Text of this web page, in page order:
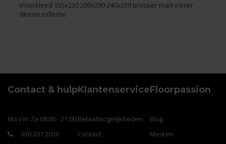
Vloerkleed 155x230 200x290 240x330 prosper mart visser
dessin collectie
Contact & hulp
Ma t/m Za 09:00 - 21:00
030 207 2030
Klantenservice
Betaalmogelijkheden
Contact
Floorpassion
Blog
Merken